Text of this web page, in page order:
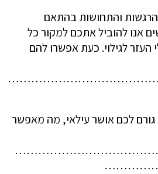
והתחושות בהתאם
אנו להוביל אתכם למקור כל
לגילוי. כעת אפשרו להם
גורם לכם אושר עילאי, מה מאפשר